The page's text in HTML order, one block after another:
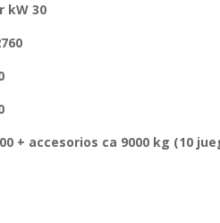
kW 30
+ accesorios ca 9000 kg (10